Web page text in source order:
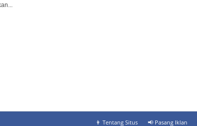
👨‍ Tentang Situs 📢 Pasang Iklan